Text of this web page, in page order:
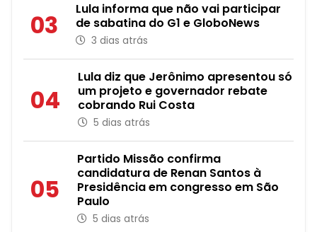
03
Lula informa que não vai participar
de sabatina do G1 e GloboNews
3 dias atrás
04
Lula diz que Jerônimo apresentou só
um projeto e governador rebate
cobrando Rui Costa
5 dias atrás
05
Partido Missão confirma
candidatura de Renan Santos à
Presidência em congresso em São
Paulo
5 dias atrás